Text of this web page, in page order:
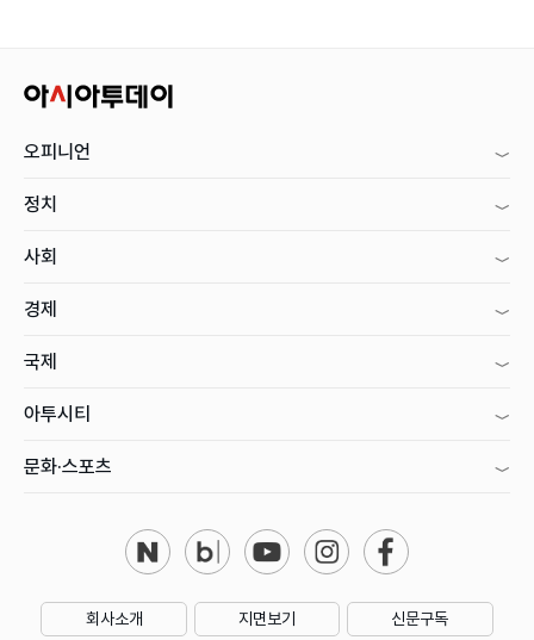
오피니언
정치
사회
경제
국제
아투시티
문화·스포츠
회사소개 지면보기 신문구독